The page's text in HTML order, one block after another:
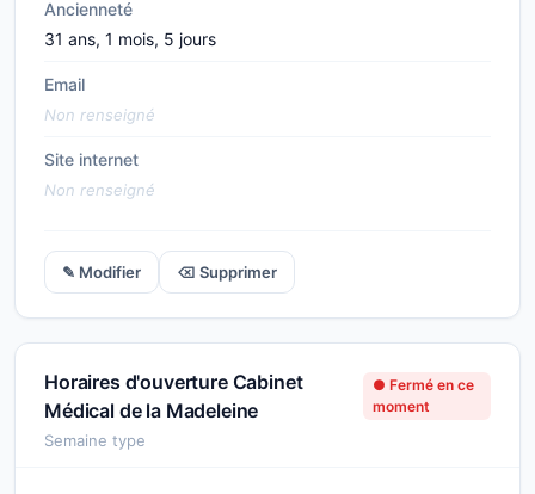
Ancienneté
31 ans, 1 mois, 5 jours
Email
Non renseigné
Site internet
Non renseigné
✎ Modifier ⌫ Supprimer
Horaires d'ouverture Cabinet
Médical de la Madeleine
● Fermé en ce
moment
Semaine type